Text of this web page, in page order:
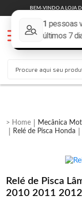
BEM-VINDO A LOJA
Mecânica
Relé de Pisca Honda
Relé de Pisca
2010 2011